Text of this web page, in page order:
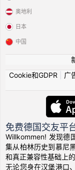
奥地利
日本
中国
Cookie和GDPR
广
免费德国交友平
Willkommen! 发现德
集从柏林历史到慕尼
和真正兼容性基础上的
无论您身在汉堡港口